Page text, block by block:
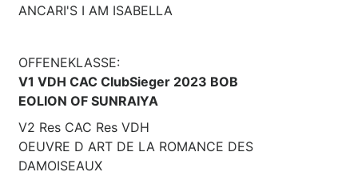
ANCARI'S I AM ISABELLA
OFFENEKLASSE:
V1 VDH CAC ClubSieger 2023 BOB
EOLION OF SUNRAIYA
V2 Res CAC Res VDH
OEUVRE D ART DE LA ROMANCE DES
DAMOISEAUX